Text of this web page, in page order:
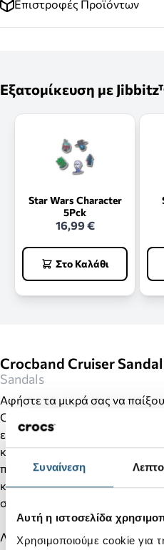
Συναίνεση
Αυτή η ιστοσελίδα
Χρησιμοποιούμε cookie για
Επιστροφές Προϊόντων
Εξατομίκευση με
Star Wars Character
5Pck
16,99 €
Στο Καλάθι
Crocband Cruiser
Sandals
Αφήστε τα μικρά σας να
Crocband™ Cruiser Sandals.
είναι ό,τι αγαπήσατε στο
καλύτερη εφαρμογή,
προφύλαξη στα δάχτυλα,
κινηση. Επιπλέον, ποιο παιδί
σανδάλι του Jibbitz™ charms
Λεπτομέρειες προϊόντος: